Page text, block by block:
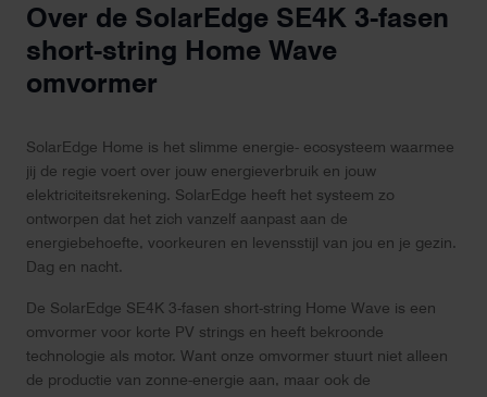
Over de SolarEdge SE4K 3-fasen
short-string Home Wave
omvormer
SolarEdge Home is het slimme energie- ecosysteem waarmee
jij de regie voert over jouw energieverbruik en jouw
elektriciteitsrekening. SolarEdge heeft het systeem zo
ontworpen dat het zich vanzelf aanpast aan de
energiebehoefte, voorkeuren en levensstijl van jou en je gezin.
Dag en nacht.
De SolarEdge SE4K 3-fasen short-string Home Wave is een
omvormer voor korte PV strings en heeft bekroonde
technologie als motor. Want onze omvormer stuurt niet alleen
de productie van zonne-energie aan, maar ook de